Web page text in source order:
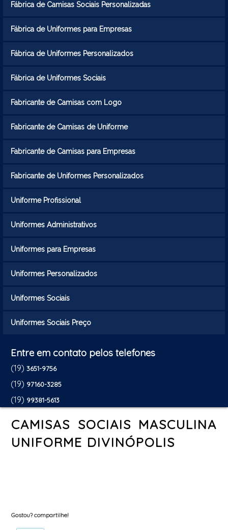
Fábrica de Camisas Sociais Personalizadas
Fábrica de Uniformes para Empresas
Fábrica de Uniformes Personalizados
Fábrica de Uniformes Sociais
Fabricante de Camisas com Logo
Fabricante de Camisas de Uniforme
Fabricante de Camisas para Empresas
Fabricante de Uniformes Personalizados
Uniforme Profissional
Uniformes Administrativos
Uniformes para Empresas
Uniformes Personalizados
Uniformes Sociais
Uniformes Sociais Preço
Entre em contato pelos telefones
(19) 3651-9756
(19) 97160-3285
(19) 99381-5613
CAMISAS SOCIAIS MASCULINA
UNIFORME DIVINÓPOLIS
Gostou? compartilhe!